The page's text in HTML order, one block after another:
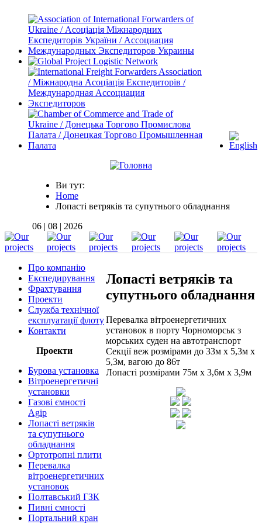
Ви тут:
Home
Лопасті ветряків та супутнього обладнання
06 | 08 | 2026
Про компанію
Експедирування
Фрахтування
Проекти
Служба технічної
експлуатації флоту
Контакти
Проекти
Бурова установка
Вітроенергетичні
установки
Газові ємності
Agip
Лопасті ветряків
та супутнього
обладнання
Ортотропні плити
Перевалка
вітроенергетичних
установок
Полтавський ГЗК
Пивні ємності
Портальний кран
Лопасті ветряків та
супутнього обладнання
Перевалка вітроенергетичних
установок в порту Чорноморськ з
морських суден на автотранспорт
Секції веж розмірами до 33м х 5,3м х
5,3м, вагою до 86т
Лопасті розмірами 75м х 3,6м х 3,9м